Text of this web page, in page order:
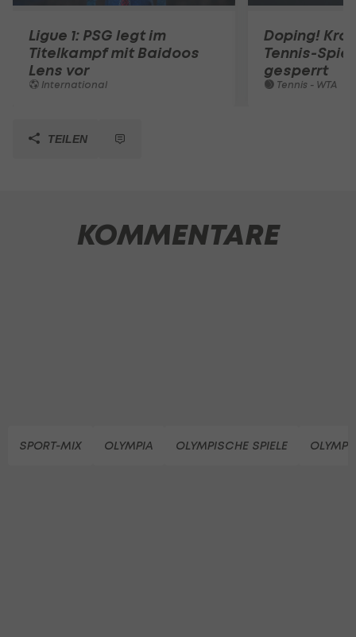
Ligue 1: PSG legt im
Titelkampf mit Baidoos
Lens vor
International
Doping!
Tennis-
gesperrt
Tennis - WTA
TEILEN
KOMMENTARE
SPORT-MIX OLYMPIA OLYMPISCHE SPIELE